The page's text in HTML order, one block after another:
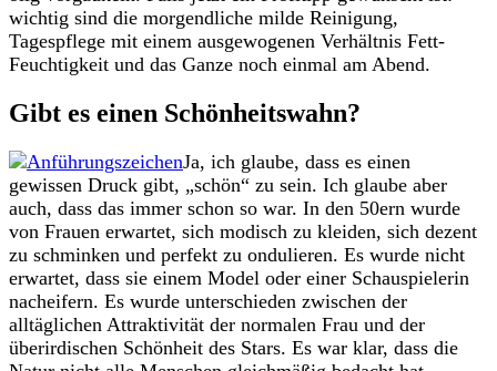
wichtig sind die morgendliche milde Reinigung,
Tagespflege mit einem ausgewogenen Verhältnis Fett-
Feuchtigkeit und das Ganze noch einmal am Abend.
Gibt es einen Schönheitswahn?
Ja, ich glaube, dass es einen
gewissen Druck gibt, „schön“ zu sein. Ich glaube aber
auch, dass das immer schon so war. In den 50ern wurde
von Frauen erwartet, sich modisch zu kleiden, sich dezent
zu schminken und perfekt zu ondulieren. Es wurde nicht
erwartet, dass sie einem Model oder einer Schauspielerin
nacheifern. Es wurde unterschieden zwischen der
alltäglichen Attraktivität der normalen Frau und der
überirdischen Schönheit des Stars. Es war klar, dass die